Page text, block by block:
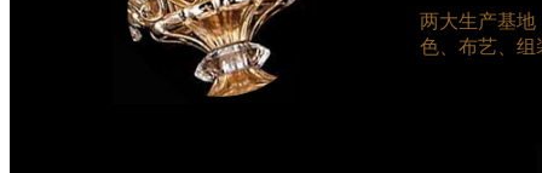
两大生产基地
色、布艺、组